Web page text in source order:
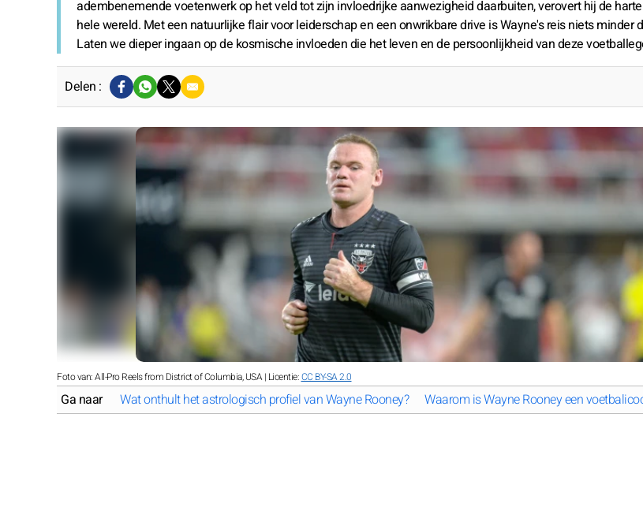
adembenemende voetenwerk op het veld tot zijn invloedrijke aanwezigheid daarbuiten, verovert hij de
hele wereld. Met een natuurlijke flair voor leiderschap en een onwrikbare drive is Wayne's reis niets minder
Laten we dieper ingaan op de kosmische invloeden die het leven en de persoonlijkheid van deze
Delen :
Foto van: All-Pro Reels from District of Columbia, USA | Licentie:CC BY-SA 2.0
Ga naar Wat onthult het astrologisch profiel van Wayne Rooney? Waarom is Wayne Rooney een